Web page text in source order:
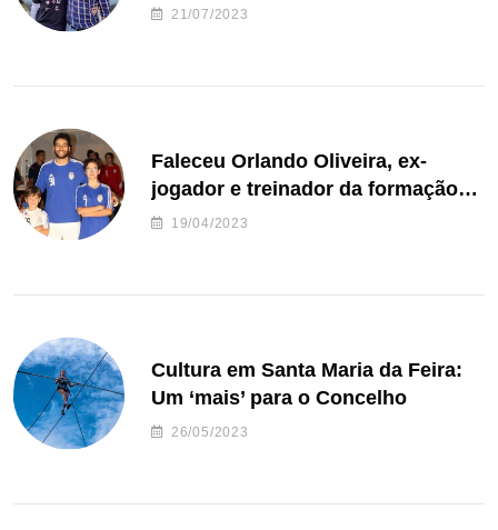
de Freguesia S. João de Ver
21/07/2023
Faleceu Orlando Oliveira, ex-
jogador e treinador da formação
de andebol do Feirense
19/04/2023
Cultura em Santa Maria da Feira:
Um ‘mais’ para o Concelho
26/05/2023